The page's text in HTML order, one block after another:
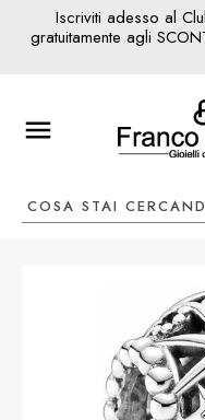
Iscriviti adesso al
gratuitamente agli